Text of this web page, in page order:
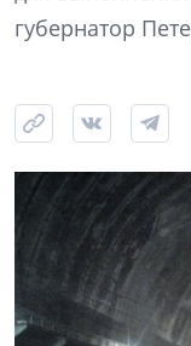
губернатор